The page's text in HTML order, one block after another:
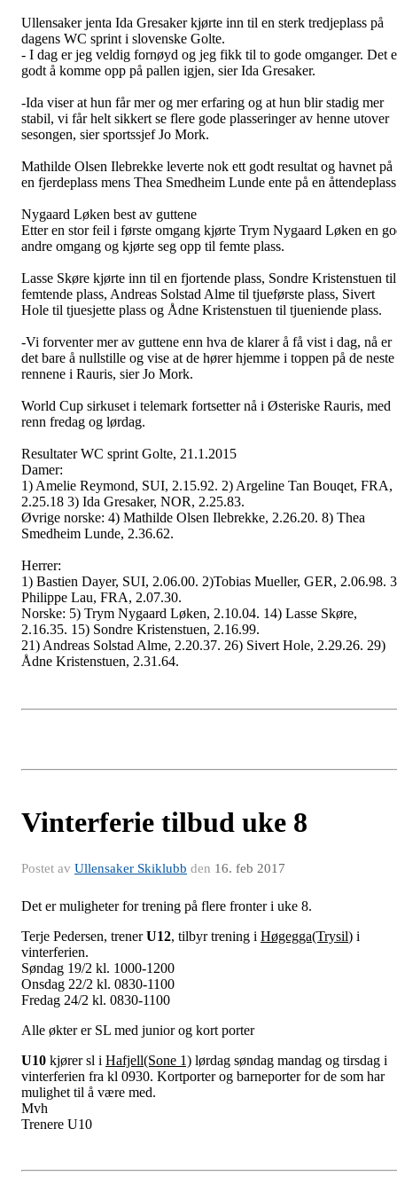
Ullensaker jenta Ida Gresaker kjørte inn til en sterk tredjeplass på
dagens WC sprint i slovenske Golte.
- I dag er jeg veldig fornøyd og jeg fikk til to gode omganger. Det
godt å komme opp på pallen igjen, sier Ida Gresaker.
-Ida viser at hun får mer og mer erfaring og at hun blir stadig mer
stabil, vi får helt sikkert se flere gode plasseringer av henne utover
sesongen, sier sportssjef Jo Mork.
Mathilde Olsen Ilebrekke leverte nok ett godt resultat og havnet på
en fjerdeplass mens Thea Smedheim Lunde ente på en
Nygaard Løken best av guttene
Etter en stor feil i første omgang kjørte Trym Nygaard Løken en
andre omgang og kjørte seg opp til femte plass.
Lasse Skøre kjørte inn til en fjortende plass, Sondre Kristenstuen til
femtende plass, Andreas Solstad Alme til tjueførste plass, Sivert
Hole til tjuesjette plass og Ådne Kristenstuen til tjueniende plass.
-Vi forventer mer av guttene enn hva de klarer å få vist i dag, nå er
det bare å nullstille og vise at de hører hjemme i toppen på de neste
rennene i Rauris, sier Jo Mork.
World Cup sirkuset i telemark fortsetter nå i Østeriske Rauris, med
renn fredag og lørdag.
Resultater WC sprint Golte, 21.1.2015
Damer:
1) Amelie Reymond, SUI, 2.15.92. 2) Argeline Tan Bouqet, FRA,
2.25.18 3) Ida Gresaker, NOR, 2.25.83.
Øvrige norske: 4) Mathilde Olsen Ilebrekke, 2.26.20. 8) Thea
Smedheim Lunde, 2.36.62.
Herrer:
1) Bastien Dayer, SUI, 2.06.00. 2)Tobias Mueller, GER, 2.06.98.
Philippe Lau, FRA, 2.07.30.
Norske: 5) Trym Nygaard Løken, 2.10.04. 14) Lasse Skøre,
2.16.35. 15) Sondre Kristenstuen, 2.16.99.
21) Andreas Solstad Alme, 2.20.37. 26) Sivert Hole, 2.29.26. 29)
Ådne Kristenstuen, 2.31.64.
Vinterferie tilbud uke 8
Postet av Ullensaker Skiklubb den 16. feb 2017
Det er muligheter for trening på flere fronter i uke 8.
Terje Pedersen, trenerU12, tilbyr trening i Høgegga(Trysil) i
vinterferien.
Søndag 19/2 kl. 1000-1200
Onsdag 22/2 kl. 0830-1100
Fredag 24/2 kl. 0830-1100
Alle økter er SL med junior og kort porter
U10 kjører sl i Hafjell(Sone 1) lørdag søndag mandag og tirsdag i
vinterferien fra kl 0930. Kortporter og barneporter for de som har
mulighet til å være med.
Mvh
Trenere U10